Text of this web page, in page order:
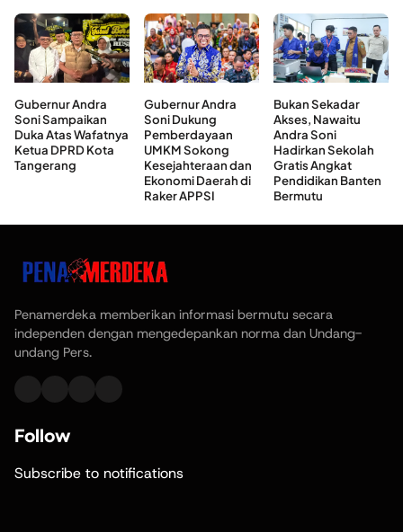
Gubernur Andra
Soni Sampaikan
Duka Atas Wafatnya
Ketua DPRD Kota
Tangerang
Gubernur Andra
Soni Dukung
Pemberdayaan
UMKM Sokong
Kesejahteraan dan
Ekonomi Daerah di
Raker APPSI
Bukan Sekadar
Akses, Nawaitu
Andra Soni
Hadirkan Sekolah
Gratis Angkat
Pendidikan Banten
Bermutu
Penamerdeka memberikan informasi bermutu secara
independen dengan mengedepankan norma dan Undang-
undang Pers.
Follow
Subscribe to notifications